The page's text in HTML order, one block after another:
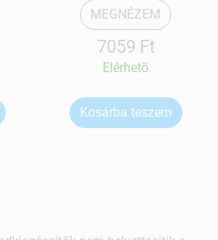
MEGNÉZEM
7059 Ft
Elérhetõ
Kosárba teszem